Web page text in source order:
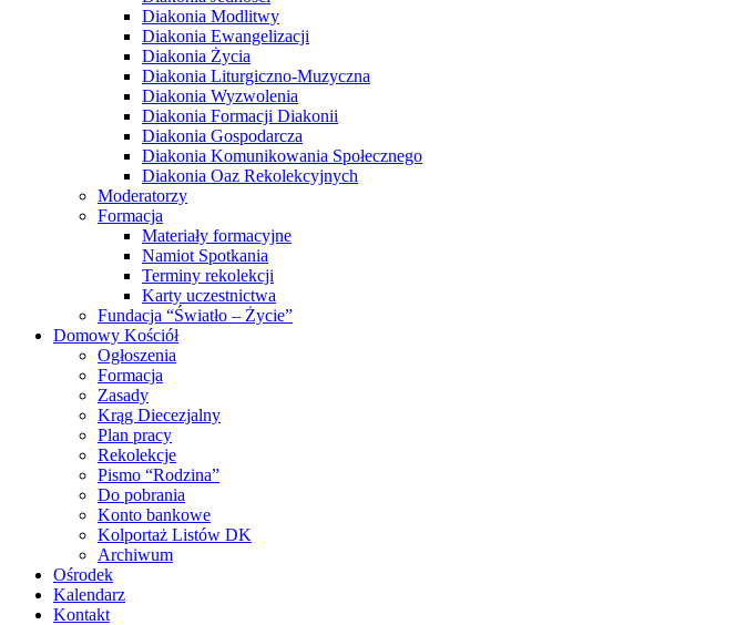
Diakonia Modlitwy
Diakonia Ewangelizacji
Diakonia Życia
Diakonia Liturgiczno-Muzyczna
Diakonia Wyzwolenia
Diakonia Formacji Diakonii
Diakonia Gospodarcza
Diakonia Komunikowania Społecznego
Diakonia Oaz Rekolekcyjnych
Moderatorzy
Formacja
Materiały formacyjne
Namiot Spotkania
Terminy rekolekcji
Karty uczestnictwa
Fundacja “Światło – Życie”
Domowy Kościół
Ogłoszenia
Formacja
Zasady
Krąg Diecezjalny
Plan pracy
Rekolekcje
Pismo “Rodzina”
Do pobrania
Konto bankowe
Kolportaż Listów DK
Archiwum
Ośrodek
Kalendarz
Kontakt